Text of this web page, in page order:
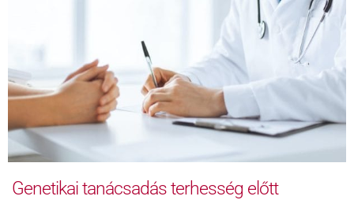
Genetikai tanácsadás terhesség előtt